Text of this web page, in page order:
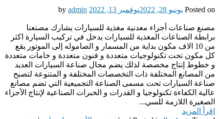
Posted on يونيو 28, 2022 نوفمبر 13, 2022 admin
مصنع صناعات أجزاء معدنية مغذية للسيارات يشارك مصنعنا
برابطة الصناعات المغذية للسيارات يدخل في تركيب السيارة اكثر
من 10 الاف مكون بداية من المسمار و الصاموله إلى الموتور يقع
كل مكون تحت تكنولوجيات متعددة و فنون متعددة و خامات متعددة
و خطوط إنتاج مخصصة لذلك يضم مجال صناعة السيارات العديد
من المصانع المختلفة ذات التخصصات المختلفة و المتنوعة لتصبح
صناعة السيارات تحت مسمى الصناعة التجميعية التي تضم مصانع
عالية الكفاءة تكنولوجيا و القدرات و الخبرات الصناعية لإنتاج الأجزاء
الصغيرة اللازمة للسي...
اقرأ المزيد